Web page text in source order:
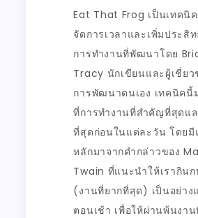
Eat That Frog เป็นเทคนิ
จัดการเวลาและเพิ่มประสิ
การทำงานที่พัฒนาโดย
Tracy นักเขียนและผู้เชี่ย
การพัฒนาตนเอง เทคนิคนี้
ที่การทำงานที่สำคัญที่สุดแ
ที่สุดก่อนในแต่ละวัน โดย
หลักมาจากคำกล่าวของ
Twain ที่แนะนำให้เรากิน
(งานที่ยากที่สุด) เป็นอย่าง
ตอนเช้า เพื่อให้ผ่านพ้นงา